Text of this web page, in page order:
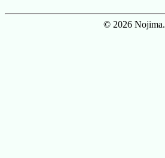
© 2026 Nojima.